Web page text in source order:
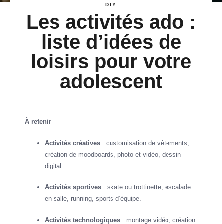
DIY
Les activités ado :
liste d’idées de
loisirs pour votre
adolescent
À retenir
Activités créatives : customisation de vêtements,
création de moodboards, photo et vidéo, dessin
digital.
Activités sportives : skate ou trottinette, escalade
en salle, running, sports d’équipe.
Activités technologiques : montage vidéo, création